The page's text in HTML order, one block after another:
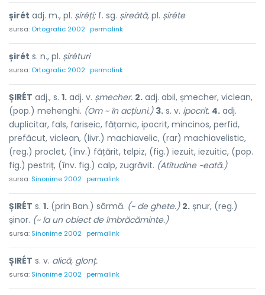
șirét adj. m., pl. șiréți;f. sg. șireátă, pl. șiréte
sursa: Ortografic 2002 permalink
șirét s. n., pl. șiréturi
sursa: Ortografic 2002 permalink
ȘIRÉT adj., s. 1. adj. v. șmecher. 2. adj. abil, șmecher, viclean,
(pop.) mehenghi. (Om ~ în acțiuni.) 3. s. v. ipocrit. 4. adj.
duplicitar, fals, fariseic, fățarnic, ipocrit, mincinos, perfid,
prefăcut, viclean, (livr.) machiavelic, (rar) machiavelistic,
(reg.) proclet, (înv.) fățărit, telpiz, (fig.) iezuit, iezuitic, (pop.
fig.) pestriț, (înv. fig.) calp, zugrăvit. (Atitudine ~eată.)
sursa: Sinonime 2002 permalink
ȘIRÉT s. 1. (prin Ban.) sârmă. (~ de ghete.) 2. șnur, (reg.)
șinor. (~ la un obiect de îmbrăcăminte.)
sursa: Sinonime 2002 permalink
ȘIRÉT s. v. alică, glonț.
sursa: Sinonime 2002 permalink